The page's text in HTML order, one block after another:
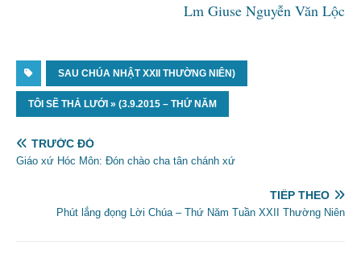
Lm Giuse Nguyễn Văn Lộc
SAU CHÚA NHẬT XXII THƯỜNG NIÊN)
TÔI SẼ THẢ LƯỚI » (3.9.2015 – THỨ NĂM
TRƯỚC ĐÓ
Giáo xứ Hóc Môn: Đón chào cha tân chánh xứ
TIẾP THEO
Phút lắng đọng Lời Chúa – Thứ Năm Tuần XXII Thường Niên